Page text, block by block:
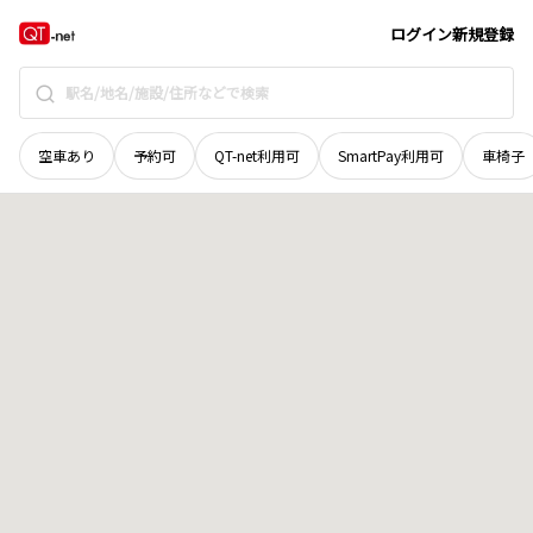
ログイン新規登録
空車あり 予約可 QT-net利用可 SmartPay利用可 車椅子
富山県